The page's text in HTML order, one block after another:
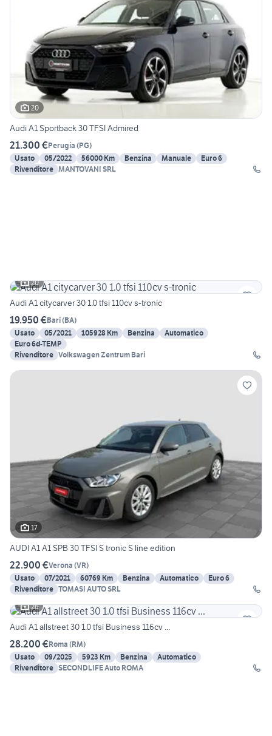
20
Audi A1 Sportback 30 TFSI Admired
21.300 €Perugia (PG)
Usato
05/2022 56000 Km Benzina Manuale
Euro 6
Rivenditore MANTOVANI SRL
20
Audi A1 citycarver 30 1.0 tfsi 110cv s-tronic
19.950 €Bari(BA)
Usato
05/2021 105928 Km Benzina
Automatico
Euro 6d-TEMP
Rivenditore Volkswagen Zentrum Bari
17
AUDI A1 A1 SPB 30 TFSI S tronic S line edition
22.900 €Verona (VR)
Usato
07/2021 60769 Km Benzina Automatico
Euro 6
Rivenditore TOMASI AUTO SRL
26
Audi A1 allstreet 30 1.0 tfsi Business 116cv ...
28.200 €Roma (RM)
Usato
09/2025 5923 Km Benzina
Automatico
Rivenditore SECONDLIFE Auto ROMA